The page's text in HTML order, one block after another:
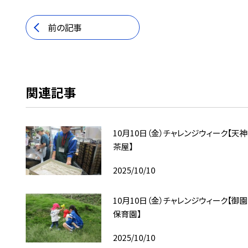
前の記事
関連記事
10月10日（金）チャレンジウィーク【天神
茶屋】
2025/10/10
10月10日（金）チャレンジウィーク【御園
保育園】
2025/10/10